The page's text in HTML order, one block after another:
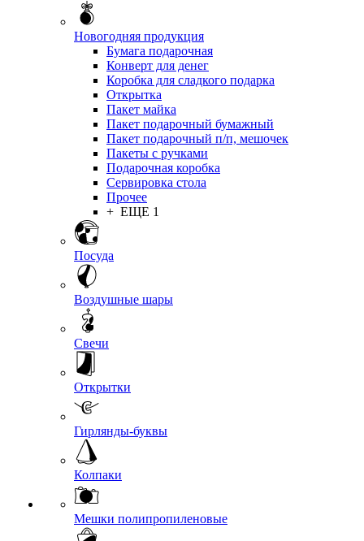
Новогодняя продукция
Бумага подарочная
Конверт для денег
Коробка для сладкого подарка
Открытка
Пакет майка
Пакет подарочный бумажный
Пакет подарочный п/п, мешочек
Пакеты с ручками
Подарочная коробка
Сервировка стола
Прочее
+ ЕЩЕ 1
Посуда
Воздушные шары
Свечи
Открытки
Гирлянды-буквы
Колпаки
Мешки полипропиленовые